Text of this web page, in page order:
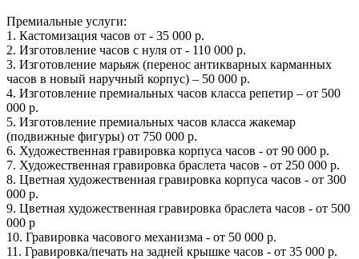
Премиальные услуги:
1. Кастомизация часов от - 35 000 р.
2. Изготовление часов с нуля от - 110 000 р.
3. Изготовление марьяж (перенос антикварных карманных
часов в новый наручный корпус) – 50 000 р.
4. Изготовление премиальных часов класса репетир – от 500
000 р.
5. Изготовление премиальных часов класса жакемар
(подвижные фигуры) от 750 000 р.
6. Художественная гравировка корпуса часов - от 90 000 р.
7. Художественная гравировка браслета часов - от 250 000 р.
8. Цветная художественная гравировка корпуса часов - от 300
000 р.
9. Цветная художественная гравировка браслета часов - от 500
000 р
10. Гравировка часового механизма - от 50 000 р.
11. Гравировка/печать на задней крышке часов - от 35 000 р.